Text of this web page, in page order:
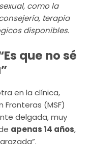
como la
terapia
disponibles.
que no sé
en la clínica,
(MSF)
delgada, muy
apenas 14 años,